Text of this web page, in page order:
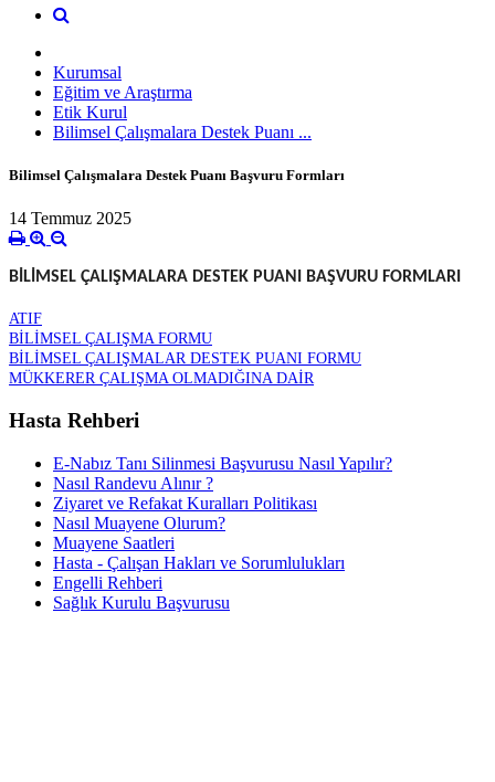
Kurumsal
Eğitim ve Araştırma
Etik Kurul
Bilimsel Çalışmalara Destek Puanı ...
Bilimsel Çalışmalara Destek Puanı Başvuru Formları
14 Temmuz 2025
BİLİMSEL ÇALIŞMALARA DESTEK PUANI BAŞVURU FORMLARI
ATIF
BİLİMSEL ÇALIŞMA FORMU
BİLİMSEL ÇALIŞMALAR DESTEK PUANI FORMU
MÜKKERER ÇALIŞMA OLMADIĞINA DAİR
Hasta Rehberi
E-Nabız Tanı Silinmesi Başvurusu Nasıl Yapılır?
Nasıl Randevu Alınır ?
Ziyaret ve Refakat Kuralları Politikası
Nasıl Muayene Olurum?
Muayene Saatleri
Hasta - Çalışan Hakları ve Sorumlulukları
Engelli Rehberi
Sağlık Kurulu Başvurusu